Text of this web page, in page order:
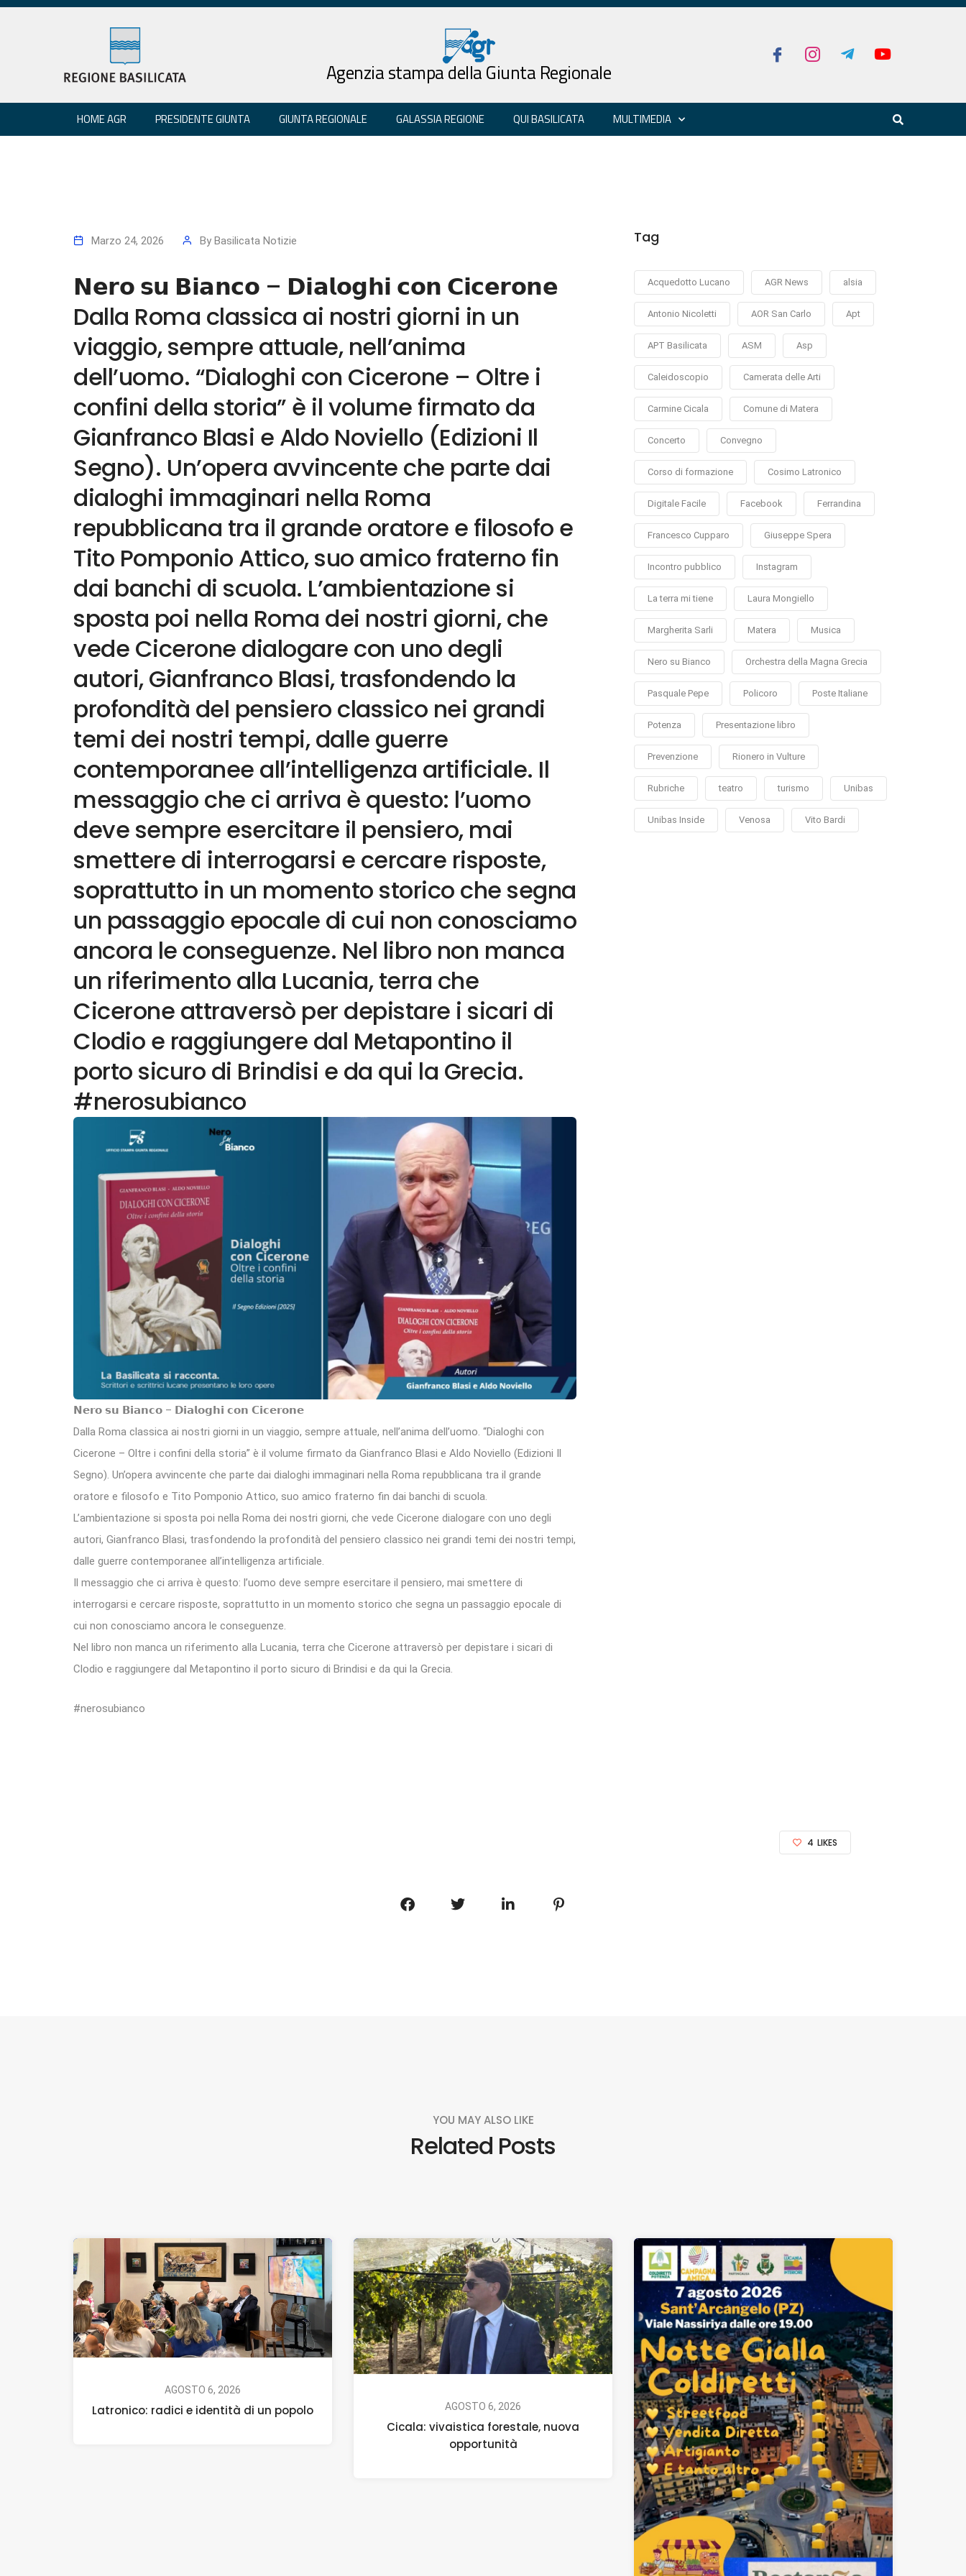
Agenzia stampa della Giunta Regionale
HOME AGR PRESIDENTE GIUNTA GIUNTA REGIONALE GALASSIA REGIONE QUI BASILICATA MULTIMEDIA
Marzo 24, 2026 By Basilicata Notizie
𝗡𝗲𝗿𝗼 𝘀𝘂 𝗕𝗶𝗮𝗻𝗰𝗼 – 𝗗𝗶𝗮𝗹𝗼𝗴𝗵𝗶 𝗰𝗼𝗻 𝗖𝗶𝗰𝗲𝗿𝗼𝗻𝗲
Dalla Roma classica ai nostri giorni in un
viaggio, sempre attuale, nell’anima
dell’uomo. “Dialoghi con Cicerone – Oltre i
confini della storia” è il volume firmato da
Gianfranco Blasi e Aldo Noviello (Edizioni Il
Segno). Un’opera avvincente che parte dai
dialoghi immaginari nella Roma
repubblicana tra il grande oratore e filosofo e
Tito Pomponio Attico, suo amico fraterno fin
dai banchi di scuola. L’ambientazione si
sposta poi nella Roma dei nostri giorni, che
vede Cicerone dialogare con uno degli
autori, Gianfranco Blasi, trasfondendo la
profondità del pensiero classico nei grandi
temi dei nostri tempi, dalle guerre
contemporanee all’intelligenza artificiale. Il
messaggio che ci arriva è questo: l’uomo
deve sempre esercitare il pensiero, mai
smettere di interrogarsi e cercare risposte,
soprattutto in un momento storico che segna
un passaggio epocale di cui non conosciamo
ancora le conseguenze. Nel libro non manca
un riferimento alla Lucania, terra che
Cicerone attraversò per depistare i sicari di
Clodio e raggiungere dal Metapontino il
porto sicuro di Brindisi e da qui la Grecia.
#nerosubianco
𝗡𝗲𝗿𝗼 𝘀𝘂 𝗕𝗶𝗮𝗻𝗰𝗼 – 𝗗𝗶𝗮𝗹𝗼𝗴𝗵𝗶 𝗰𝗼𝗻 𝗖𝗶𝗰𝗲𝗿𝗼𝗻𝗲
Dalla Roma classica ai nostri giorni in un viaggio, sempre attuale, nell’anima dell’uomo. “Dialoghi con
Cicerone – Oltre i confini della storia” è il volume firmato da Gianfranco Blasi e Aldo Noviello (Edizioni Il
Segno). Un’opera avvincente che parte dai dialoghi immaginari nella Roma repubblicana tra il grande
oratore e filosofo e Tito Pomponio Attico, suo amico fraterno fin dai banchi di scuola.
L’ambientazione si sposta poi nella Roma dei nostri giorni, che vede Cicerone dialogare con uno degli
autori, Gianfranco Blasi, trasfondendo la profondità del pensiero classico nei grandi temi dei nostri tempi,
dalle guerre contemporanee all’intelligenza artificiale.
Il messaggio che ci arriva è questo: l’uomo deve sempre esercitare il pensiero, mai smettere di
interrogarsi e cercare risposte, soprattutto in un momento storico che segna un passaggio epocale di
cui non conosciamo ancora le conseguenze.
Nel libro non manca un riferimento alla Lucania, terra che Cicerone attraversò per depistare i sicari di
Clodio e raggiungere dal Metapontino il porto sicuro di Brindisi e da qui la Grecia.
#nerosubianco
Tag
Acquedotto Lucano AGR News alsia
Antonio Nicoletti AOR San Carlo Apt
APT Basilicata ASM Asp
Caleidoscopio Camerata delle Arti
Carmine Cicala Comune di Matera
Concerto Convegno
Corso di formazione Cosimo Latronico
Digitale Facile Facebook Ferrandina
Francesco Cupparo Giuseppe Spera
Incontro pubblico Instagram
La terra mi tiene Laura Mongiello
Margherita Sarli Matera Musica
Nero su Bianco Orchestra della Magna Grecia
Pasquale Pepe Policoro Poste Italiane
Potenza Presentazione libro
Prevenzione Rionero in Vulture
Rubriche teatro turismo Unibas
Unibas Inside Venosa Vito Bardi
4 LIKES
YOU MAY ALSO LIKE
Related Posts
AGOSTO 6, 2026
Latronico: radici e identità di un popolo AGOSTO 6, 2026
Cicala: vivaistica forestale, nuova
opportunità